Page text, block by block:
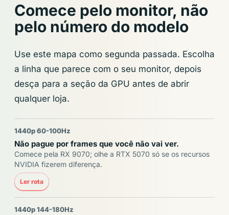
Comece pelo monitor, não
pelo número do modelo
Use este mapa como segunda passada. Escolha
a linha que parece com o seu monitor, depois
desça para a seção da GPU antes de abrir
qualquer loja.
1440p 60-100Hz
Não pague por frames que você não vai ver.
Comece pela RX 9070; olhe a RTX 5070 só se os recursos
NVIDIA fizerem diferença.
Ler rota
1440p 144-180Hz